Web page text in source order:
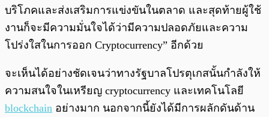
บริโภคและส่งเสริมการแข่งขันในตลาด และสุดท้ายผู้ใช้
งานก็จะมีความมั่นใจได้ว่ามีความปลอดภัยและความ
โปร่งใสในการออก Cryptocurrency” อีกด้วย
จะเห็นได้อย่างชัดเจนว่าทางรัฐบาลโปรตุเกสนั้นกำลังให้
ความสนใจในเหรียญ cryptocurrency และเทคโนโลยี
blockchain อย่างมาก นอกจากนี้ยังได้มีการผลักดันด้าน